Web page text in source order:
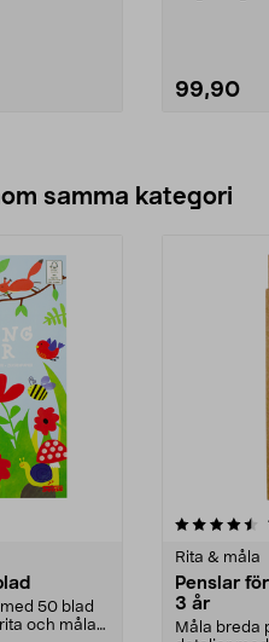
99,90
samma kategori
50 blad
och måla
Rita & måla
Penslar
3 år
Måla breda